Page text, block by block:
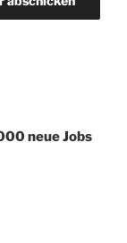
neue Jobs